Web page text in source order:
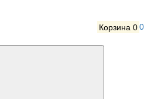
Корзина 00